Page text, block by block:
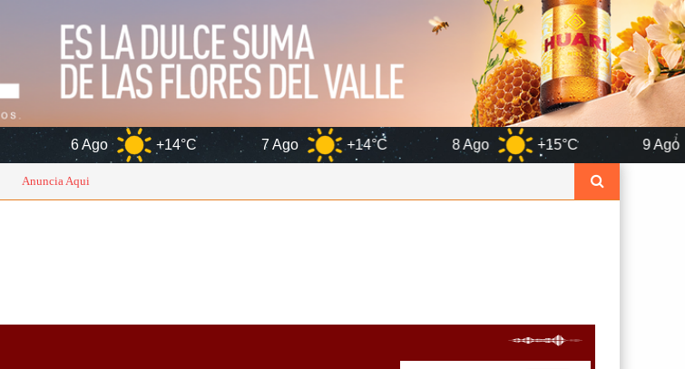
+14°C 7 Ago +14°C 8 Ago +15°C 9 Ago +17°C
Anuncia Aqui